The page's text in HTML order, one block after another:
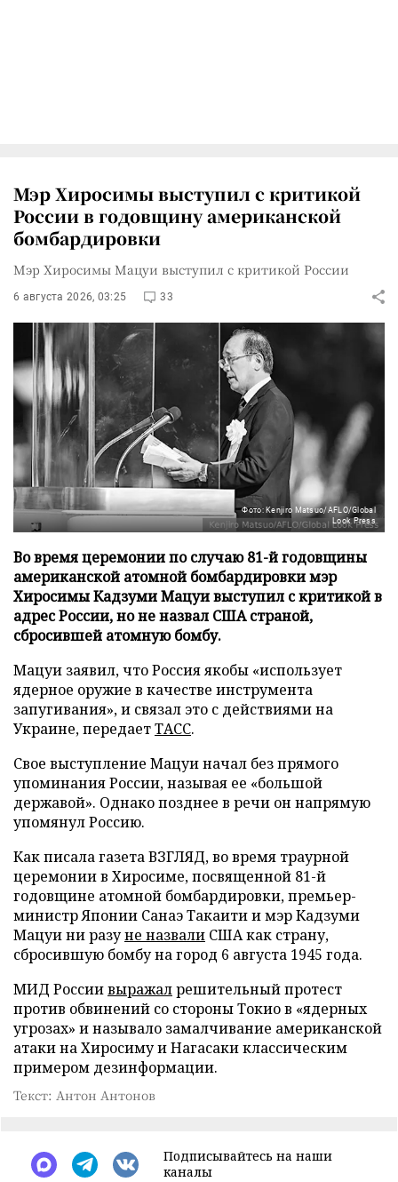
Мэр Хиросимы выступил с критикой
России в годовщину американской
бомбардировки
Мэр Хиросимы Мацуи выступил с критикой России
6 августа 2026, 03:25 33
Фото: Kenjiro Matsuo/AFLO/Global
Look Press
Во время церемонии по случаю 81-й годовщины
американской атомной бомбардировки мэр
Хиросимы Кадзуми Мацуи выступил с критикой в
адрес России, но не назвал США страной,
сбросившей атомную бомбу.
Мацуи заявил, что Россия якобы «использует
ядерное оружие в качестве инструмента
запугивания», и связал это с действиями на
Украине, передаетТАСС.
Свое выступление Мацуи начал без прямого
упоминания России, называя ее «большой
державой». Однако позднее в речи он напрямую
упомянул Россию.
Как писала газета ВЗГЛЯД, во время траурной
церемонии в Хиросиме, посвященной 81-й
годовщине атомной бомбардировки, премьер-
министр Японии Санаэ Такаити и мэр Кадзуми
Мацуи ни разуне назвали США как страну,
сбросившую бомбу на город 6 августа 1945 года.
МИД Россиивыражалрешительный протест
против обвинений со стороны Токио в «ядерных
угрозах» и называло замалчивание американской
атаки на Хиросиму и Нагасаки классическим
примером дезинформации.
Текст: Антон Антонов
Подписывайтесь на наши
каналы